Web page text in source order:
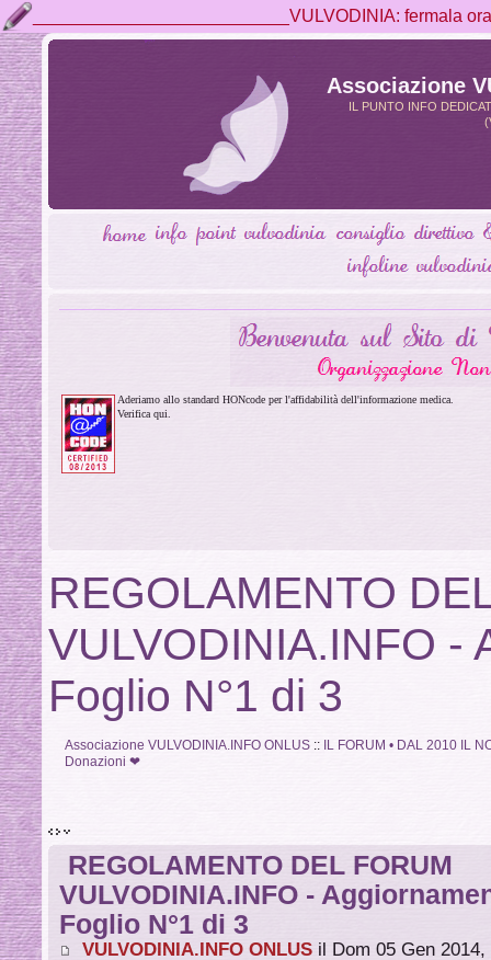
__________________________VULVODINIA: fermala
Associazione
IL PUNTO INFO
Aderiamo allo standard HONcode per l'affidabilità dell'informazione medica.
Verifica qui.
REGOLAMENTO
VULVODINIA.INFO -
Foglio N°1 di 3
Associazione VULVODINIA.INFO ONLUS :: IL FORUM • DAL 2010 IL
Donazioni ❤
REGOLAMENTO DEL FORUM
VULVODINIA.INFO -
Foglio N°1 di 3
VULVODINIA.INFO ONLUS il Dom 05 Gen 2014,